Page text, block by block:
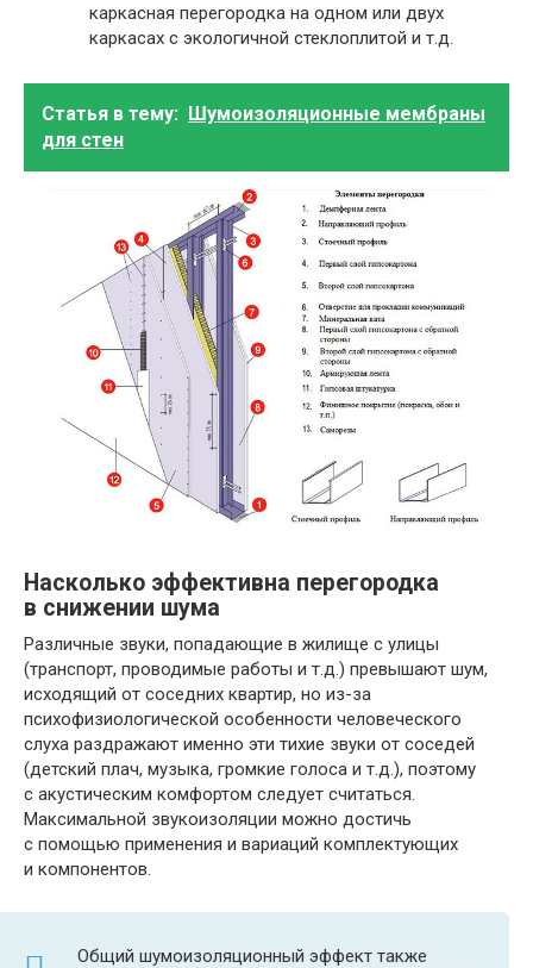
каркасная перегородка на одном или двух
каркасах с экологичной стеклоплитой и т.д.
Статья в тему: Шумоизоляционные мембраны
для стен
Насколько эффективна перегородка
в снижении шума
Различные звуки, попадающие в жилище с улицы
(транспорт, проводимые работы и т.д.) превышают шум,
исходящий от соседних квартир, но из-за
психофизиологической особенности человеческого
слуха раздражают именно эти тихие звуки от соседей
(детский плач, музыка, громкие голоса и т.д.), поэтому
с акустическим комфортом следует считаться.
Максимальной звукоизоляции можно достичь
с помощью применения и вариаций комплектующих
и компонентов.
Общий шумоизоляционный эффект также